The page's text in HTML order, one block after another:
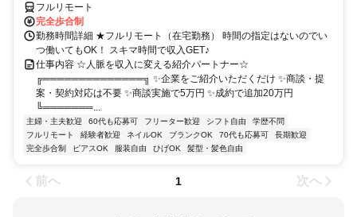
フルリモート
完全歩合制
勤務時間詳細 ★フルリモート（在宅勤務） 時間の指定はないのでい
つ働いてもOK！ スキマ時間で収入GET♪
仕事内容 ☆人脈を収入に変える紹介パートナー☆
╔══════════════╗ ✨企業をご紹介いただくだけ ✨商談・提
案・契約対応は不要 ✨商談実施で5万円 ✨成約で追加20万円
╚═══════...
主婦・主夫歓迎 60代も応募可 フリーター歓迎 シフト自由
学歴不問
フルリモート
経験者歓迎 ネイルOK ブランクOK 70代も応募可
長期歓迎
完全歩合制
ピアスOK 服装自由 ひげOK 髪型・髪色自由
前へ 1 次へ